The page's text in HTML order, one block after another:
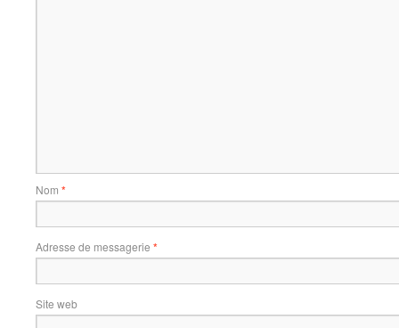
Nom *
Adresse de messagerie *
Site web